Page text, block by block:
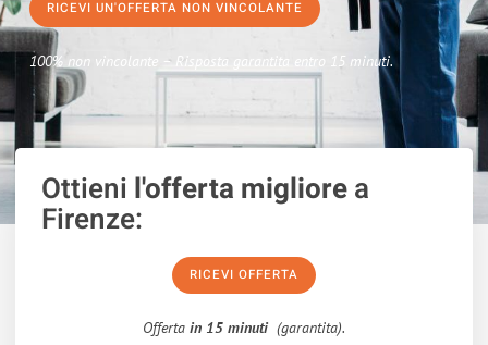
RICEVI UN'OFFERTA NON VINCOLANTE
100% non vincolante – Risposta garantita entro 15 minuti.
Ottieni l'offerta migliorea
Firenze:
RICEVI OFFERTA
Offerta in 15 minuti (garantita).